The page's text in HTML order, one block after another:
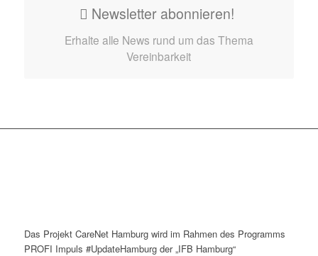
Newsletter abonnieren!
Erhalte alle News rund um das Thema
Vereinbarkeit
Das Projekt CareNet Hamburg wird im Rahmen des Programms
PROFI Impuls #UpdateHamburg der „IFB Hamburg“